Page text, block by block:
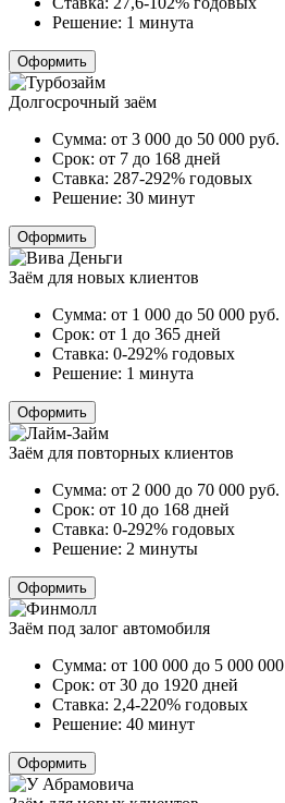
Решение: 1 минута
Оформить
Долгосрочный заём
Сумма: от 3 000 до 50 000 руб.
Срок: от 7 до 168 дней
Ставка: 287-292% годовых
Решение: 30 минут
Оформить
Заём для новых клиентов
Сумма: от 1 000 до 50 000 руб.
Срок: от 1 до 365 дней
Ставка: 0-292% годовых
Решение: 1 минута
Оформить
Заём для повторных клиентов
Сумма: от 2 000 до 70 000 руб.
Срок: от 10 до 168 дней
Ставка: 0-292% годовых
Решение: 2 минуты
Оформить
Заём под залог автомобиля
Сумма: от 100 000 до 5 000 000
Срок: от 30 до 1920 дней
Ставка: 2,4-220% годовых
Решение: 40 минут
Оформить